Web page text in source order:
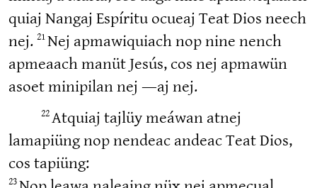
quiaj Nangaj Espíritu ocueaj Teat Dios neech
nej. 21Nej apmawiquiach nop nine nench
apmeaach manüt Jesús, cos nej apmawün
asoet minipilan nej ―aj nej.
22Atquiaj tajlüy meáwan atnej
lamapiüng nop nendeac andeac Teat Dios,
cos tapiüng:
23